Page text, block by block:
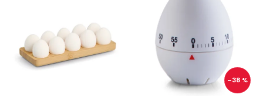
–38 %